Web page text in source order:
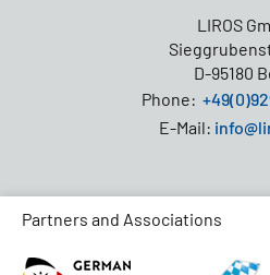
LIROS
D-95180
Phone:
E-Mail:
Partners and Associations